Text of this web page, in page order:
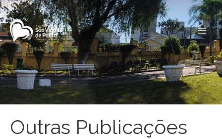
Siga nossas redes sociais:
Main
Outras Publicações